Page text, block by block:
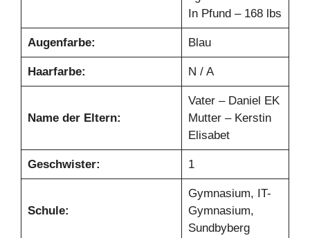
In Pfund – 168 lbs
Augenfarbe: Blau
Haarfarbe: N / A
Name der Eltern:
Vater – Daniel EK
Mutter – Kerstin
Elisabet
Geschwister: 1
Schule:
Gymnasium, IT-
Gymnasium,
Sundbyberg